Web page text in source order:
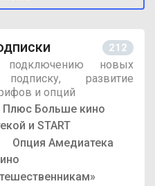
212
новых
развитие
и опций
Плюс Больше кино
и START
Опция Амедиатека